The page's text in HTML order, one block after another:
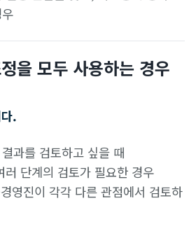
을 모두 사용하는 경우
.
과를 검토하고 싶을 때
러 단계의 검토가 필요한 경우
영진이 각각 다른 관점에서 검토하